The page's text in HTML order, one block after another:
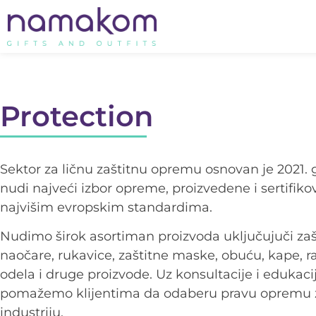
Protection
Sektor za ličnu zaštitnu opremu osnovan je 2021.
nudi najveći izbor opreme, proizvedene i
najvišim evropskim standardima.
Nudimo širok asortiman proizvoda uključujuči
naočare, rukavice, zaštitne maske, obuću, kape,
odela i druge proizvode. Uz konsultacije i
pomažemo klijentima da odaberu pravu opremu
industriju.